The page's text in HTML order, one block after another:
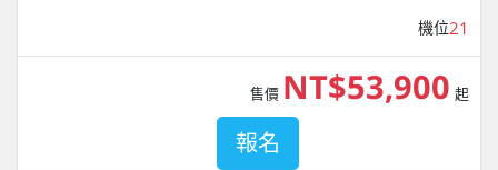
機位21
售價 NT$53,900 起
報名